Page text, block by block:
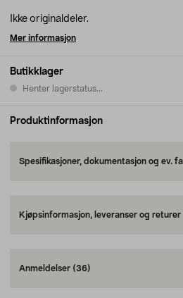
Butikklager
Henter lagerstatus...
Ikke originaldeler.
Mer informasjon
Produktinformasjon
Spesifikasjoner, dokumentasjon og ev.
Kjøpsinformasjon, leveranser og returer
Anmeldelser (36)